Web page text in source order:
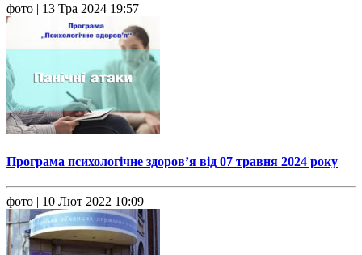
фото | 13 Тра 2024 19:57
Програма психологічне здоров’я від 07 травня 2024 року
фото | 10 Лют 2022 10:09